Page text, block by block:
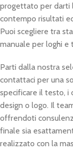
progettato per darti
contempo risultati
Puoi scegliere tra
manuale per loghi e
Parti dalla nostra
contattaci per una
specificare il testo, i
design o logo. Il
offrendoti
finale sia
realizzato con la